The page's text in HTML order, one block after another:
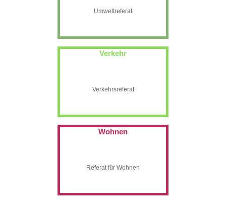
Umweltreferat
Verkehr
Verkehrsreferat
Wohnen
Referat für Wohnen